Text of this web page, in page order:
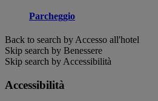
Parcheggio
Back to search by Accesso all'hotel
Skip search by Benessere
Skip search by Accessibilità
Accessibilità